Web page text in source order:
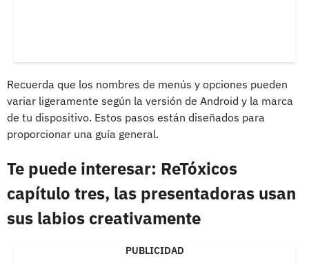
Recuerda que los nombres de menús y opciones pueden
variar ligeramente según la versión de Android y la marca
de tu dispositivo. Estos pasos están diseñados para
proporcionar una guía general.
Te puede interesar: ReTóxicos
capítulo tres, las presentadoras usan
sus labios creativamente
PUBLICIDAD